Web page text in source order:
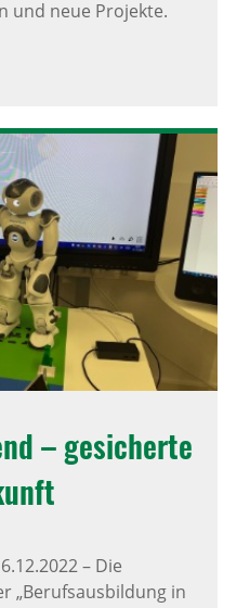
und neue Projekte.
– gesi­cherte
– Die
„Berufsausbildung in